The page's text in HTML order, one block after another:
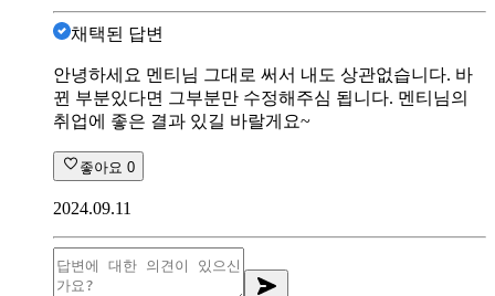
채택된 답변
안녕하세요 멘티님 그대로 써서 내도 상관없습니다. 바
뀐 부분있다면 그부분만 수정해주심 됩니다. 멘티님의
취업에 좋은 결과 있길 바랄게요~
좋아요 0
2024.09.11